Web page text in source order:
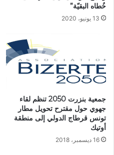
خُطاه البقيّة”
13 يونيو، 2020
جمعية بنزرت 2050 تنظم لقاء
جهوي حول مقترح تحويل مطار
تونس قرطاج الدولي إلى منطقة
أوتيك
16 ديسمبر، 2018